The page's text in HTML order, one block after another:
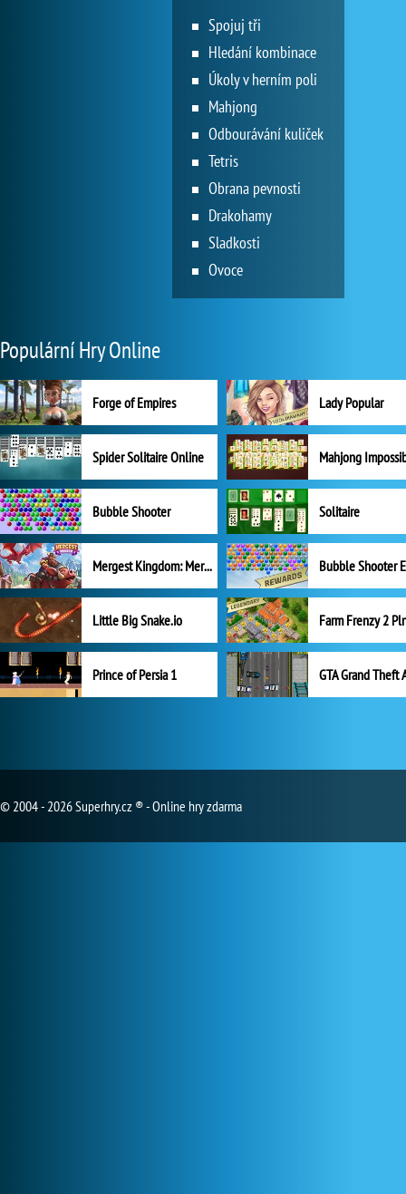
Spojuj tři
Hledání kombinace
Úkoly v herním poli
Mahjong
Odbourávání kuliček
Tetris
Obrana pevnosti
Drakohamy
Sladkosti
Ovoce
Populární Hry Online
Forge of Empires Lady Popular
Spider Solitaire Online Mahjong
Bubble Shooter Solitaire
Mergest Kingdom: Merge Puzzle
Little Big Snake.io
Prince of Persia 1 GTA Grand Theft
© 2004 - 2026 Superhry.cz ® - Online hry zdarma